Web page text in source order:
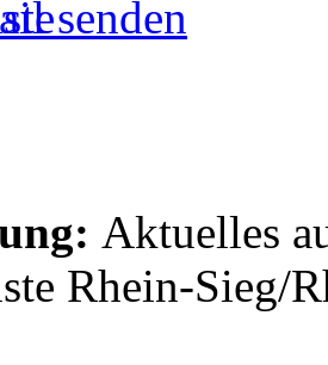
senden
Aktuelles
Rhein-Sieg/